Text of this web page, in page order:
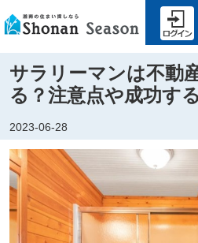
サラリーマンは不動
る？注意点や成功す
2023-06-28